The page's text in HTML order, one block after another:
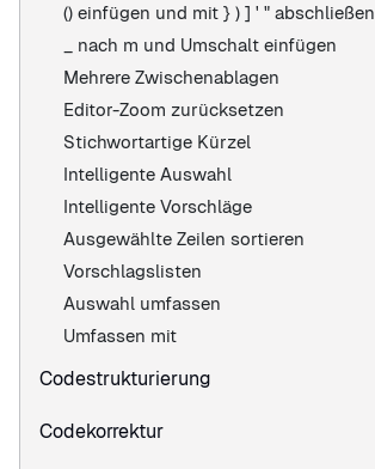
() einfügen und mit } ) ] ' " abschließen
_ nach m und Umschalt einfügen
Mehrere Zwischenablagen
Editor-Zoom zurücksetzen
Stichwortartige Kürzel
Intelligente Auswahl
Intelligente Vorschläge
Ausgewählte Zeilen sortieren
Vorschlagslisten
Auswahl umfassen
Umfassen mit
Codestrukturierung
Codekorrektur